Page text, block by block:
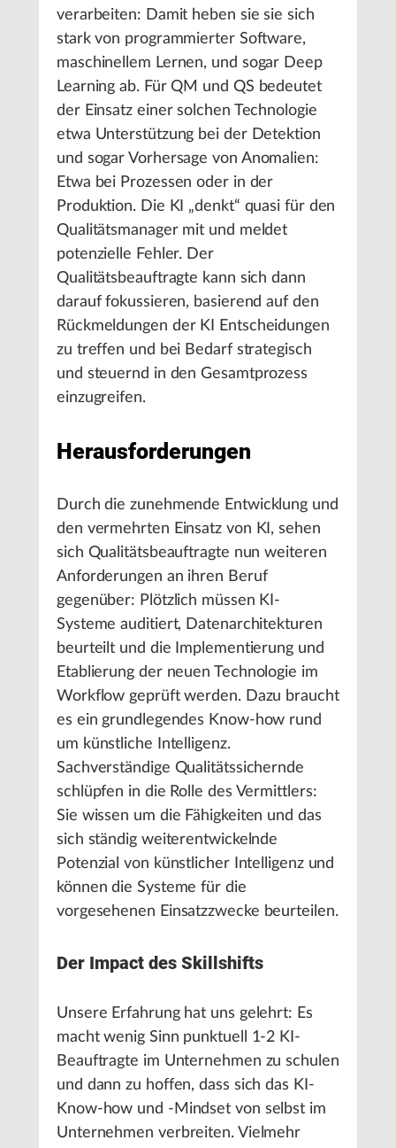
verarbeiten: Damit heben sie sie sich
stark von programmierter Software,
maschinellem Lernen, und sogar Deep
Learning ab. Für QM und QS bedeutet
der Einsatz einer solchen Technologie
etwa Unterstützung bei der Detektion
und sogar Vorhersage von Anomalien:
Etwa bei Prozessen oder in der
Produktion. Die KI „denkt“ quasi für den
Qualitätsmanager mit und meldet
potenzielle Fehler. Der
Qualitätsbeauftragte kann sich dann
darauf fokussieren, basierend auf den
Rückmeldungen der KI Entscheidungen
zu treffen und bei Bedarf strategisch
und steuernd in den Gesamtprozess
einzugreifen.
Herausforderungen
Durch die zunehmende Entwicklung und
den vermehrten Einsatz von KI, sehen
sich Qualitätsbeauftragte nun weiteren
Anforderungen an ihren Beruf
gegenüber: Plötzlich müssen KI-
Systeme auditiert, Datenarchitekturen
beurteilt und die Implementierung und
Etablierung der neuen Technologie im
Workflow geprüft werden. Dazu braucht
es ein grundlegendes Know-how rund
um künstliche Intelligenz.
Sachverständige Qualitätssichernde
schlüpfen in die Rolle des Vermittlers:
Sie wissen um die Fähigkeiten und das
sich ständig weiterentwickelnde
Potenzial von künstlicher Intelligenz und
können die Systeme für die
vorgesehenen Einsatzzwecke beurteilen.
Der Impact des Skillshifts
Unsere Erfahrung hat uns gelehrt: Es
macht wenig Sinn punktuell 1-2 KI-
Beauftragte im Unternehmen zu schulen
und dann zu hoffen, dass sich das KI-
Know-how und -Mindset von selbst im
Unternehmen verbreiten. Vielmehr